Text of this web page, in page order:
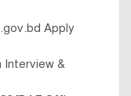
Apply
Interview &